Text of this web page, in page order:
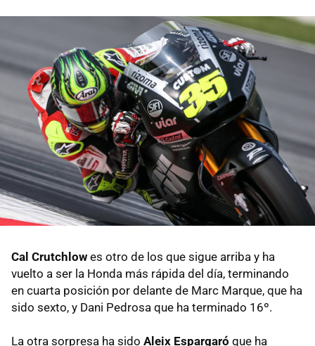
Cal Crutchlow es otro de los que sigue arriba y ha
vuelto a ser la Honda más rápida del día, terminando
en cuarta posición por delante de Marc Marque, que ha
sido sexto, y Dani Pedrosa que ha terminado 16º.
La otra sorpresa ha sido Aleix Espargaró que ha